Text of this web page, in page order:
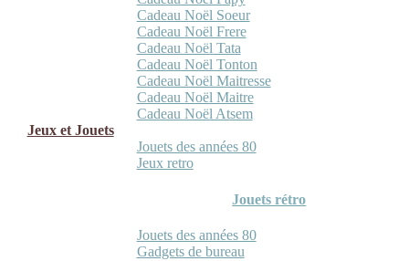
Cadeau Noël Soeur
Cadeau Noël Frere
Cadeau Noël Tata
Cadeau Noël Tonton
Cadeau Noël Maitresse
Cadeau Noël Maitre
Cadeau Noël Atsem
Jeux et Jouets
Jouets des années 80
Jeux retro
Jouets rétro
Jouets des années 80
Gadgets de bureau